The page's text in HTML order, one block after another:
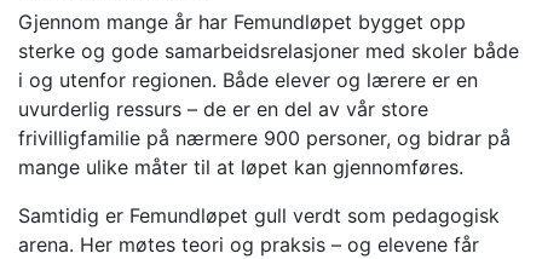
Gjennom mange år har Femundløpet bygget opp
sterke og gode samarbeidsrelasjoner med skoler både
i og utenfor regionen. Både elever og lærere er en
uvurderlig ressurs – de er en del av vår store
frivilligfamilie på nærmere 900 personer, og bidrar på
mange ulike måter til at løpet kan gjennomføres.
Samtidig er Femundløpet gull verdt som pedagogisk
arena. Her møtes teori og praksis – og elevene får